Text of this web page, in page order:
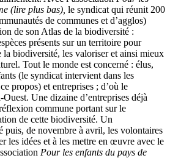
(lire plus bas), le syndicat qui réunit 200
de communes et d’agglos)
de son Atlas de la biodiversité :
présents sur un territoire pour
la biodiversité, les valoriser et ainsi mieux
Tout le monde est concerné : élus,
(le syndicat intervient dans les
propos) et entreprises ; d’où le
Une dizaine d’entreprises déjà
commune portant sur le
de cette biodiversité. Un
puis, de novembre à avril, les volontaires
les idées et à les mettre en œuvre avec le
Pour les enfants du pays de